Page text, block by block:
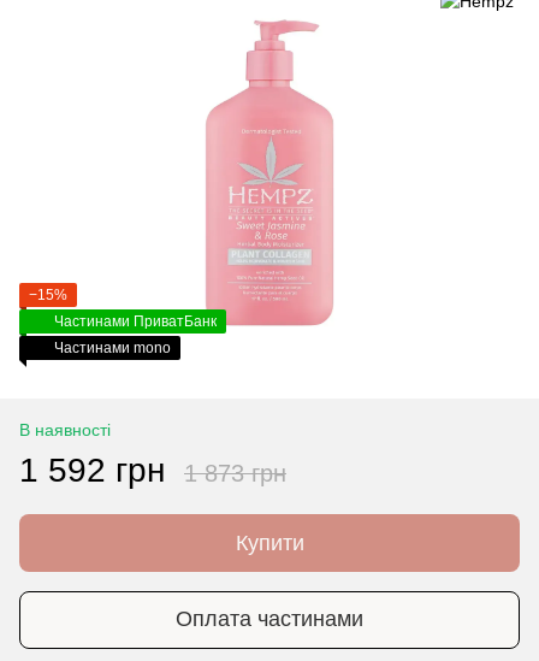
−15%
Частинами ПриватБанк
Частинами mono
В наявності
1 592 грн 1 873 грн
Купити
Оплата частинами